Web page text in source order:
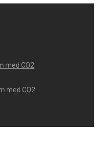
med CO2
med CO2